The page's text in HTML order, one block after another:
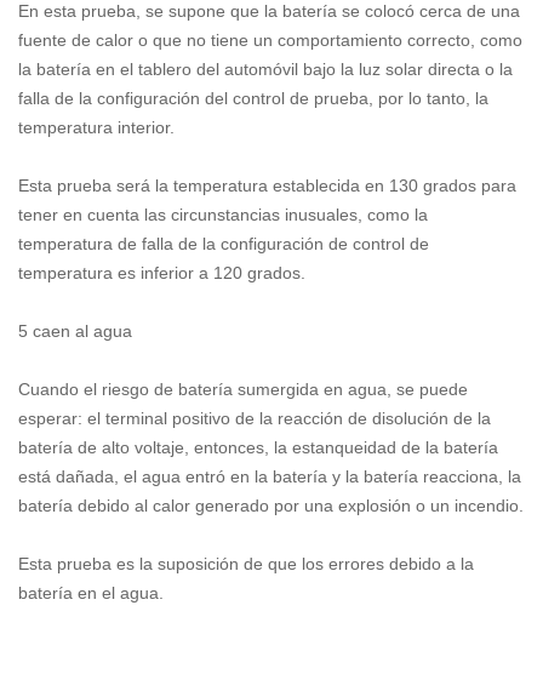
En esta prueba, se supone que la batería se colocó cerca de una
fuente de calor o que no tiene un comportamiento correcto, como
la batería en el tablero del automóvil bajo la luz solar directa o la
falla de la configuración del control de prueba, por lo tanto, la
temperatura interior.
Esta prueba será la temperatura establecida en 130 grados para
tener en cuenta las circunstancias inusuales, como la
temperatura de falla de la configuración de control de
temperatura es inferior a 120 grados.
5 caen al agua
Cuando el riesgo de batería sumergida en agua, se puede
esperar: el terminal positivo de la reacción de disolución de la
batería de alto voltaje, entonces, la estanqueidad de la batería
está dañada, el agua entró en la batería y la batería reacciona, la
batería debido al calor generado por una explosión o un incendio.
Esta prueba es la suposición de que los errores debido a la
batería en el agua.